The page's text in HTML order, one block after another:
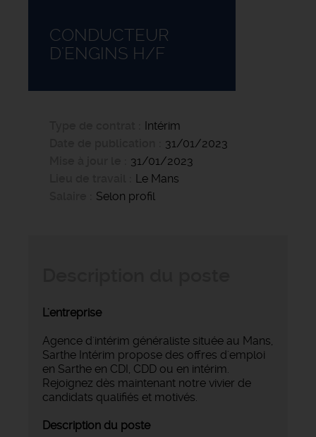
CONDUCTEUR
D'ENGINS H/F
Intérim
31/01/2023
31/01/2023
Le Mans
Selon profil
L'entreprise
Agence d'intérim généraliste située au Mans,
Sarthe Intérim propose des offres d'emploi
en Sarthe en CDI, CDD ou en intérim.
Rejoignez dès maintenant notre vivier de
candidats qualifiés et motivés.
Description du poste